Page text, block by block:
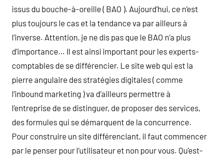
issus du bouche-à-oreille ( BAO ). Aujourd’hui, ce n’est
plus toujours le cas et la tendance va par ailleurs à
l’inverse. Attention, je ne dis pas que le BAO n’a plus
d’importance… Il est ainsi important pour les experts-
comptables de se différencier. Le site web qui est la
pierre angulaire des stratégies digitales ( comme
l’inbound marketing ) va d’ailleurs permettre à
l’entreprise de se distinguer, de proposer des services,
des formules qui se démarquent de la concurrence.
Pour construire un site différenciant, il faut commencer
par le penser pour l’utilisateur et non pour vous. Qu’est-